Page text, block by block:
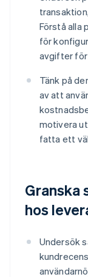
Förstå alla
för
avgifter
Tänk på
av att
motivera
fatta ett
hos
Undersök